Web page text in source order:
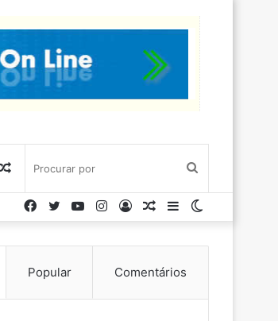
por
Artigo
aleatório
Barra
Artigo
Entrar
Instagram
YouTube
Twitter
Facebook
Popular Comentários